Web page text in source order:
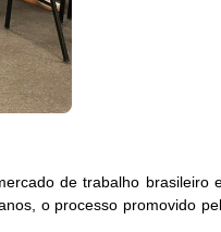
de trabalho brasileiro
o processo promovido